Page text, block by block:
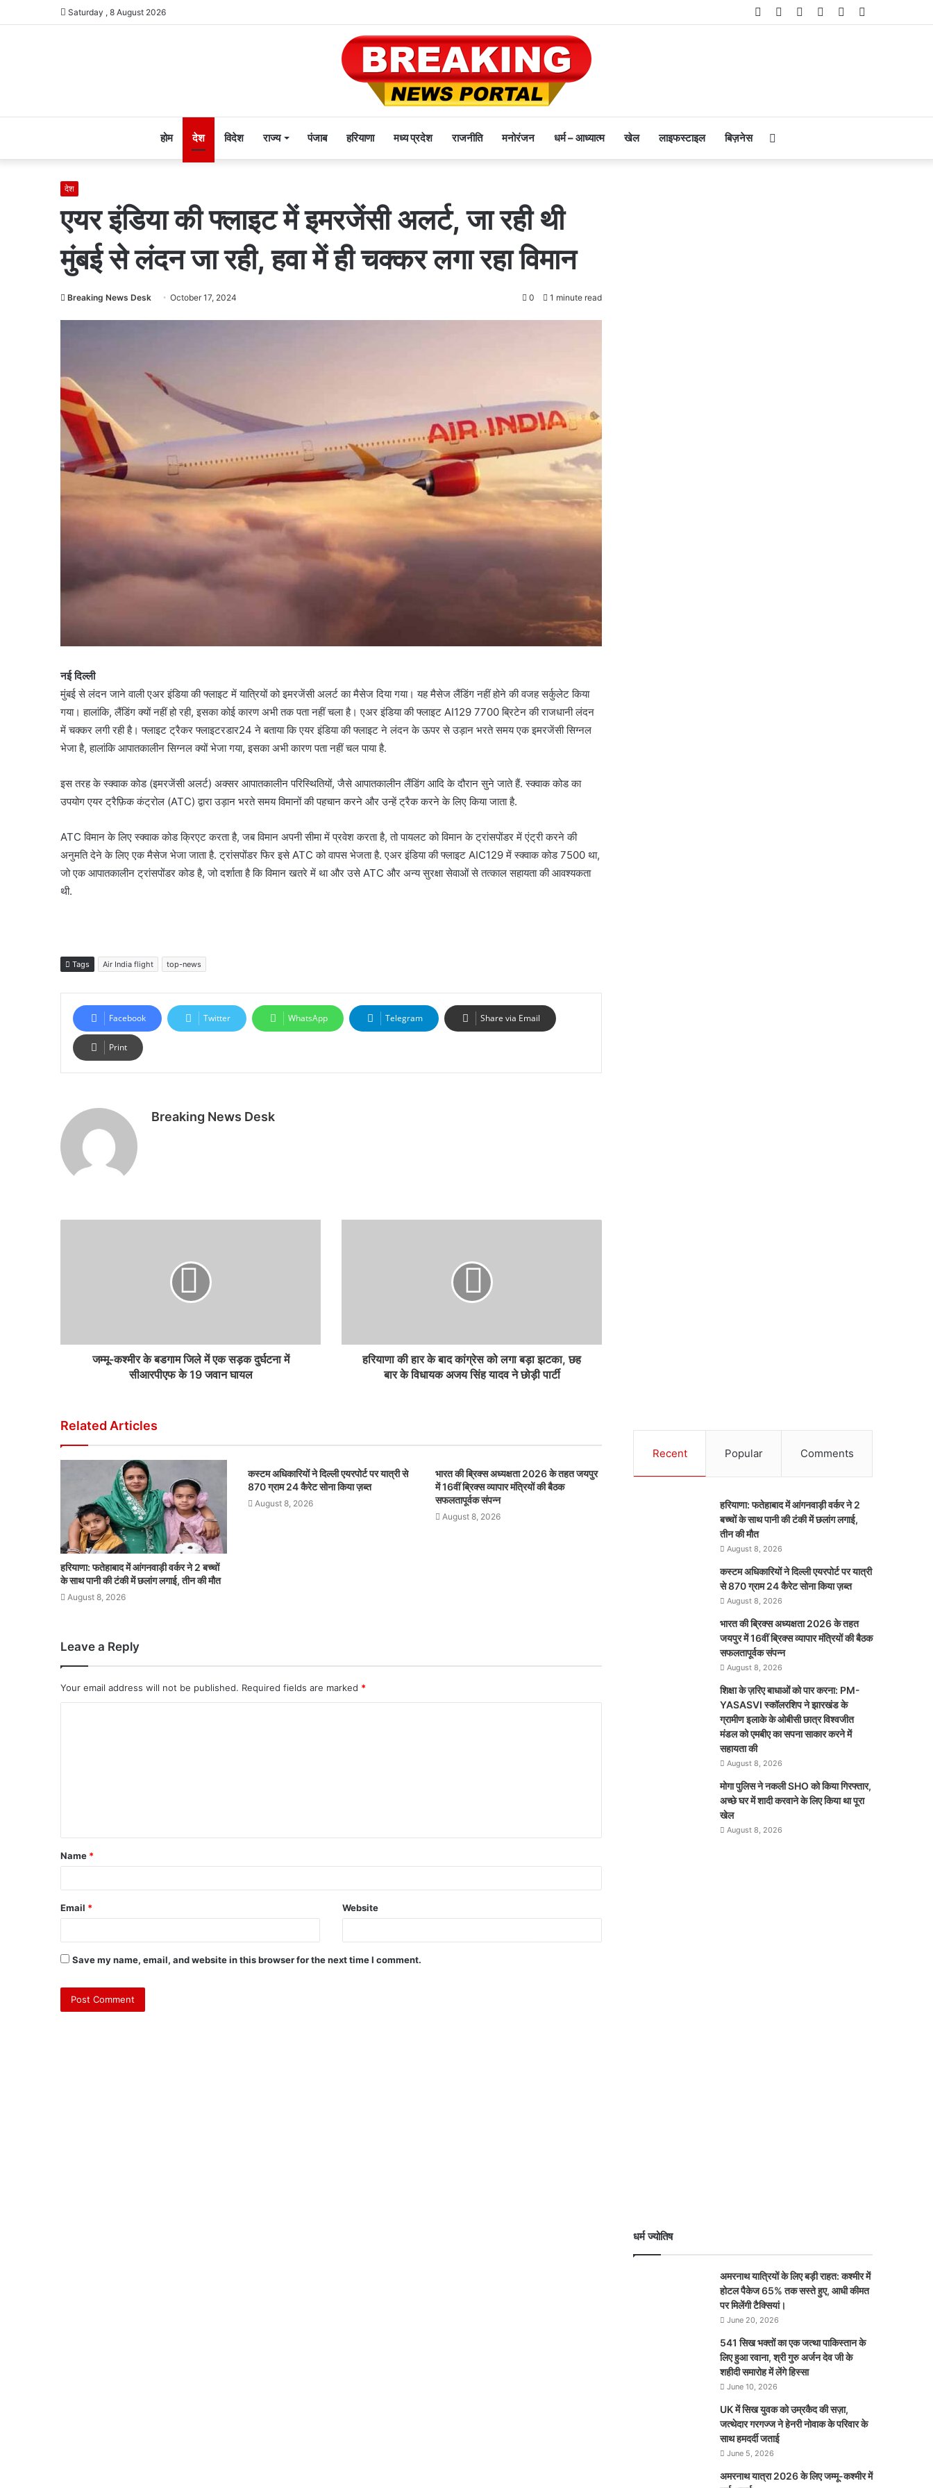
Saturday , 8 August 2026 Telegram
Instagram
YouTube
Twitter
Facebook
होम देश विदेश राज्य पंजाब हरियाणा मध्य प्रदेश राजनीति मनोरंजन धर्म – आध्यात्म खेल लाइफस्टाइल बिज़नेस
देश
एयर इंडिया की फ्लाइट में इमरजेंसी अलर्ट, जा रही थी
मुंबई से लंदन जा रही, हवा में ही चक्कर लगा रहा विमान
Breaking News Desk October 17, 2024 0 1 minute read
नई दिल्ली
मुंबई से लंदन जाने वाली एअर इंडिया की फ्लाइट में यात्रियों को इमरजेंसी अलर्ट का मैसेज दिया गया। यह मैसेज लैंडिंग नहीं होने की वजह सर्कुलेट किया
गया। हालांकि, लैंडिंग क्यों नहीं हो रही, इसका कोई कारण अभी तक पता नहीं चला है। एअर इंडिया की फ्लाइट AI129 7700 ब्रिटेन की राजधानी लंदन
में चक्कर लगी रही है। फ्लाइट ट्रैकर फ्लाइटरडार24 ने बताया कि एयर इंडिया की फ्लाइट ने लंदन के ऊपर से उड़ान भरते समय एक इमरजेंसी सिग्नल
भेजा है, हालांकि आपातकालीन सिग्नल क्यों भेजा गया, इसका अभी कारण पता नहीं चल पाया है.
इस तरह के स्क्वाक कोड (इमरजेंसी अलर्ट) अक्सर आपातकालीन परिस्थितियों, जैसे आपातकालीन लैंडिंग आदि के दौरान सुने जाते हैं. स्क्वाक कोड का
उपयोग एयर ट्रैफ़िक कंट्रोल (ATC) द्वारा उड़ान भरते समय विमानों की पहचान करने और उन्हें ट्रैक करने के लिए किया जाता है.
ATC विमान के लिए स्क्वाक कोड क्रिएट करता है, जब विमान अपनी सीमा में प्रवेश करता है, तो पायलट को विमान के ट्रांसपोंडर में एंट्री करने की
अनुमति देने के लिए एक मैसेज भेजा जाता है. ट्रांसपोंडर फिर इसे ATC को वापस भेजता है. एअर इंडिया की फ्लाइट AIC129 में स्क्वाक कोड 7500 था,
जो एक आपातकालीन ट्रांसपोंडर कोड है, जो दर्शाता है कि विमान खतरे में था और उसे ATC और अन्य सुरक्षा सेवाओं से तत्काल सहायता की आवश्यकता
थी.
Tags Air India flight top-news
Facebook Twitter WhatsApp Telegram Share via Email
Print
Breaking News Desk
जम्मू-कश्मीर के बडगाम जिले में एक सड़क दुर्घटना में
सीआरपीएफ के 19 जवान घायल
हरियाणा की हार के बाद कांग्रेस को लगा बड़ा झटका, छह
बार के विधायक अजय सिंह यादव ने छोड़ी पार्टी
Related Articles
हरियाणा: फतेहाबाद में आंगनवाड़ी वर्कर ने 2 बच्चों
के साथ पानी की टंकी में छलांग लगाई, तीन की मौत
August 8, 2026
कस्टम अधिकारियों ने दिल्ली एयरपोर्ट पर यात्री से
870 ग्राम 24 कैरेट सोना किया ज़ब्त
August 8, 2026
भारत की ब्रिक्‍स अध्यक्षता 2026 के तहत जयपुर
में 16वीं ब्रिक्‍स व्यापार मंत्रियों की बैठक
सफलतापूर्वक संपन्न
August 8, 2026
Leave a Reply
Your email address will not be published. Required fields are marked *
Name *
Email * Website
Save my name, email, and website in this browser for the next time I comment.
Recent Popular Comments
हरियाणा: फतेहाबाद में आंगनवाड़ी वर्कर ने 2
बच्चों के साथ पानी की टंकी में छलांग लगाई,
तीन की मौत
August 8, 2026
कस्टम अधिकारियों ने दिल्ली एयरपोर्ट पर यात्री
से 870 ग्राम 24 कैरेट सोना किया ज़ब्त
August 8, 2026
भारत की ब्रिक्‍स अध्यक्षता 2026 के तहत
जयपुर में 16वीं ब्रिक्‍स व्यापार मंत्रियों की बैठक
सफलतापूर्वक संपन्न
August 8, 2026
शिक्षा के ज़रिए बाधाओं को पार करना: PM-
YASASVI स्कॉलरशिप ने झारखंड के
ग्रामीण इलाके के ओबीसी छात्र विश्वजीत
मंडल को एमबीए का सपना साकार करने में
सहायता की
August 8, 2026
मोगा पुलिस ने नकली SHO को किया गिरफ्तार,
अच्छे घर में शादी करवाने के लिए किया था पूरा
खेल
August 8, 2026
धर्म ज्योतिष
अमरनाथ यात्रियों के लिए बड़ी राहत: कश्मीर में
होटल पैकेज 65% तक सस्ते हुए, आधी कीमत
पर मिलेंगी टैक्सियां।
June 20, 2026
541 सिख भक्तों का एक जत्था पाकिस्तान के
लिए हुआ रवाना, श्री गुरु अर्जन देव जी के
शहीदी समारोह में लेंगे हिस्सा
June 10, 2026
UK में सिख युवक को उम्रकैद की सज़ा,
जत्थेदार गरगज्ज ने हेनरी नोवाक के परिवार के
साथ हमदर्दी जताई
June 5, 2026
अमरनाथ यात्रा 2026 के लिए जम्मू-कश्मीर में